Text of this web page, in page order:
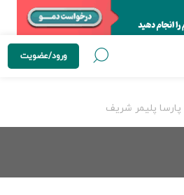
ورود/عضویت
پارسا پلیمر شریف